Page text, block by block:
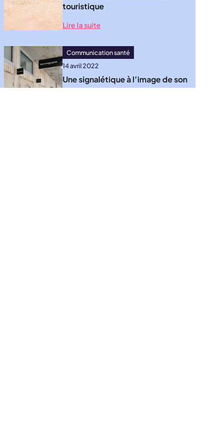
touristique
Lire la suite
Communication santé
14 avril 2022
Une signalétique à l’image de son
environnement pour le Centre